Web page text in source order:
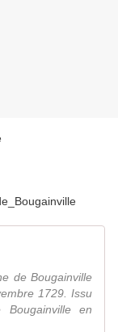
de Bougainville
1729. Issu
en